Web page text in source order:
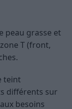
peau grasse et
T (front,
teint
différents sur
besoins